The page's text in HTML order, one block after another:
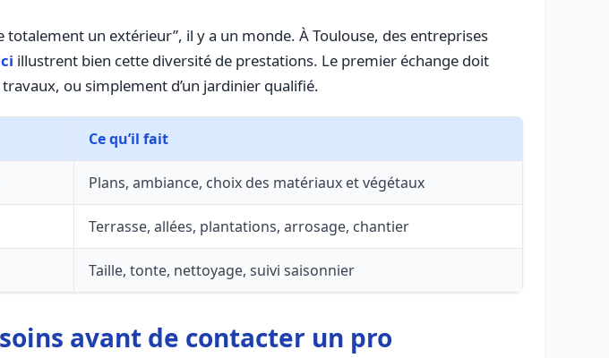
un extérieur”, il y a un monde. À Toulouse, des entreprises
illustrent bien cette diversité de prestations. Le premier échange doit
travaux, ou simplement d’un jardinier qualifié.
Ce qu’il fait
Plans, ambiance, choix des matériaux et végétaux
Terrasse, allées, plantations, arrosage, chantier
Taille, tonte, nettoyage, suivi saisonnier
avant de contacter un pro